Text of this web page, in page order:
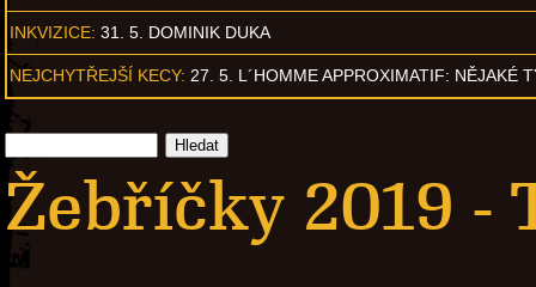
INKVIZICE: 31. 5. DOMINIK DUKA
NEJCHYTŘEJŠÍ KECY: 27. 5. L´HOMME APPROXIMATIF: NĚJAKÉ
Žebříčky 2019 -